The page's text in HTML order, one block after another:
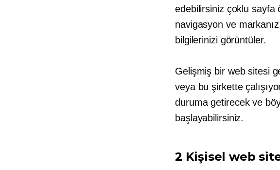
edebilirsiniz çoklu sayfa
navigasyon ve
bilgilerinizi görüntüler.
Gelişmiş bir web sitesi
veya bu şirkette
duruma getirecek ve
başlayabilirsiniz.
2 Kişisel web